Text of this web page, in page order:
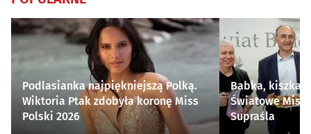
Podlasianka najpiękniejszą Polką.
Wiktoria Ptak zdobyła koronę Miss
Polski 2026
Babka, kiszka i
Światowe
Supraśla